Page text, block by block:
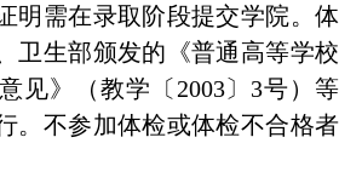
明需在录取阶段提交学院。体
卫生部颁发的《普通高等学校
见》（教学〔 2003〕 3号）等
。不参加体检或体检不合格者